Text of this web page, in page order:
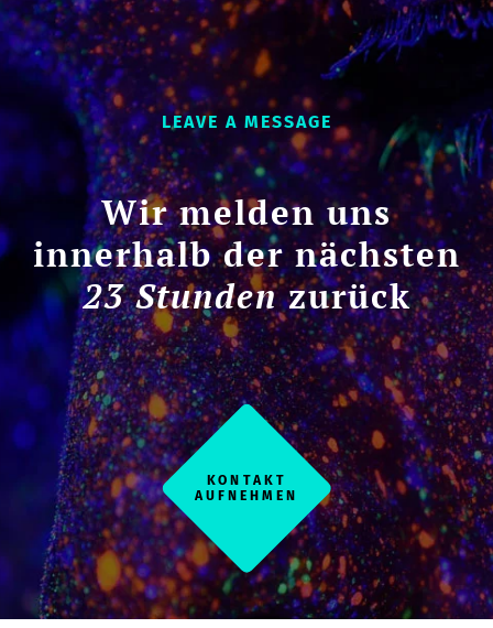
LEAVE A MESSAGE
Wir melden uns
innerhalb der nächsten
23 Stundenzurück
KONTAKT
AUFNEHMEN